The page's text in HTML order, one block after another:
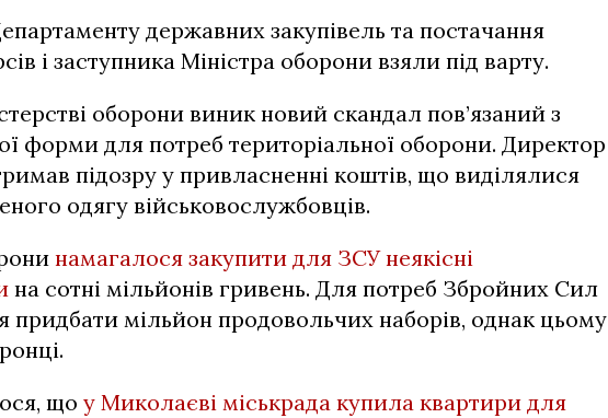
державних закупівель та постачання
і заступника Міністра оборони взяли під варту.
оборони виник новий скандал пов’язаний з
форми для потреб територіальної оборони. Директор
підозру у привласненні коштів, що виділялися
одягу військовослужбовців.
намагалося закупити для ЗСУ неякісні
на сотні мільйонів гривень. Для потреб Збройних Сил
придбати мільйон продовольчих наборів, однак цьому
що у Миколаєві міськрада купила квартири для